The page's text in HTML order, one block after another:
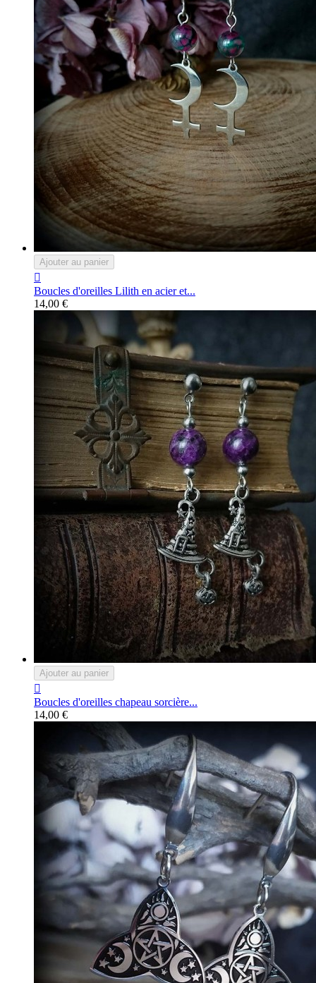
Ajouter au panier

Boucles d'oreilles Lilith en acier et...
14,00 €
Ajouter au panier

Boucles d'oreilles chapeau sorcière...
14,00 €